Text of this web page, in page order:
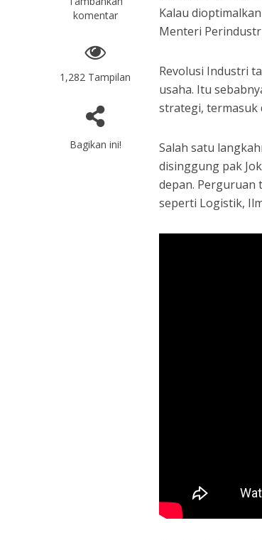
komentar
1,282 Tampilan
Bagikan ini!
Kalau
Menteri
Revolusi Industri
usaha. Itu
strategi, termasuk
Salah satu
disinggung pak
depan. Perguruan
seperti Logistik,